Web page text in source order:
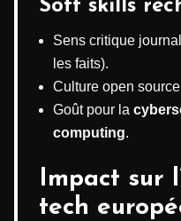
Soft skills
Sens critique
les faits).
Culture open
Goût pour la
computing.
Impact sur
tech